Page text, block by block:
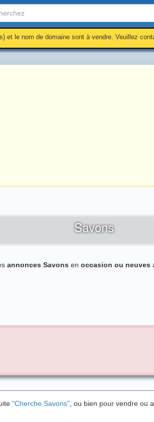
et le nom de domaine sont à vendre. Veuillez
Savons
annonces Savons en occasion ou neuves
"Cherche Savons", ou bien pour vendre ou